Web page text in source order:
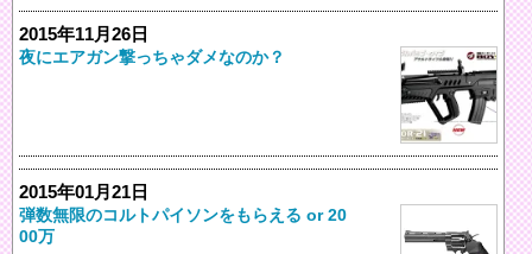
2015年11月26日
夜にエアガン撃っちゃダメなのか？
2015年01月21日
弾数無限のコルトパイソンをもらえる or 20
00万